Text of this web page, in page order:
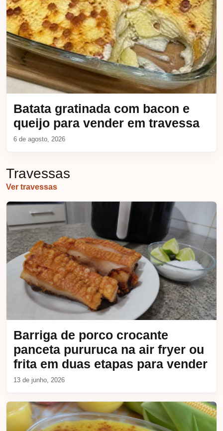
Batata gratinada com bacon e
queijo para vender em travessa
6 de agosto, 2026
Travessas
Ver travessas
Barriga de porco crocante
panceta pururuca na air fryer ou
frita em duas etapas para vender
13 de junho, 2026